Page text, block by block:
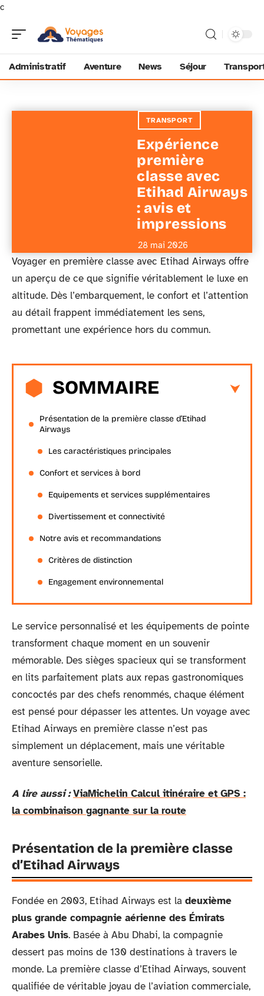
c
Administratif Aventure News Séjour
TRANSPORT
Expérience
première
classe avec
Etihad Airways
: avis et
impressions
28 mai 2026
Voyager en première classe avec Etihad Airways offre
un aperçu de ce que signifie véritablement le luxe en
altitude. Dès l’embarquement, le confort et l’attention
au détail frappent immédiatement les sens,
promettant une expérience hors du commun.
SOMMAIRE
Présentation de la première classe d’Etihad
Airways
Les caractéristiques principales
Confort et services à bord
Equipements et services supplémentaires
Divertissement et connectivité
Notre avis et recommandations
Critères de distinction
Engagement environnemental
Le service personnalisé et les équipements de pointe
transforment chaque moment en un souvenir
mémorable. Des sièges spacieux qui se transforment
en lits parfaitement plats aux repas gastronomiques
concoctés par des chefs renommés, chaque élément
est pensé pour dépasser les attentes. Un voyage avec
Etihad Airways en première classe n’est pas
simplement un déplacement, mais une véritable
aventure sensorielle.
A lire aussi : ViaMichelin Calcul itinéraire et GPS :
la combinaison gagnante sur la route
Présentation de la première classe
d’Etihad Airways
Fondée en 2003, Etihad Airways est la deuxième
plus grande compagnie aérienne des Émirats
Arabes Unis. Basée à Abu Dhabi, la compagnie
dessert pas moins de 130 destinations à travers le
monde. La première classe d’Etihad Airways, souvent
qualifiée de véritable joyau de l’aviation commerciale,